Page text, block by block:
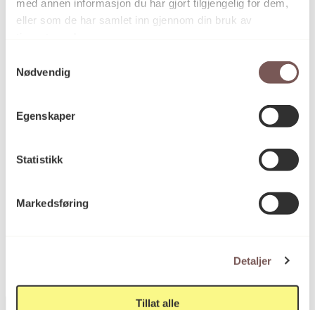
med annen informasjon du har gjort tilgjengelig for dem,
eller som de har samlet inn gjennom din bruk av
Nødvendig
Egenskaper
Statistikk
Markedsføring
Detaljer
Tillat alle
Reference